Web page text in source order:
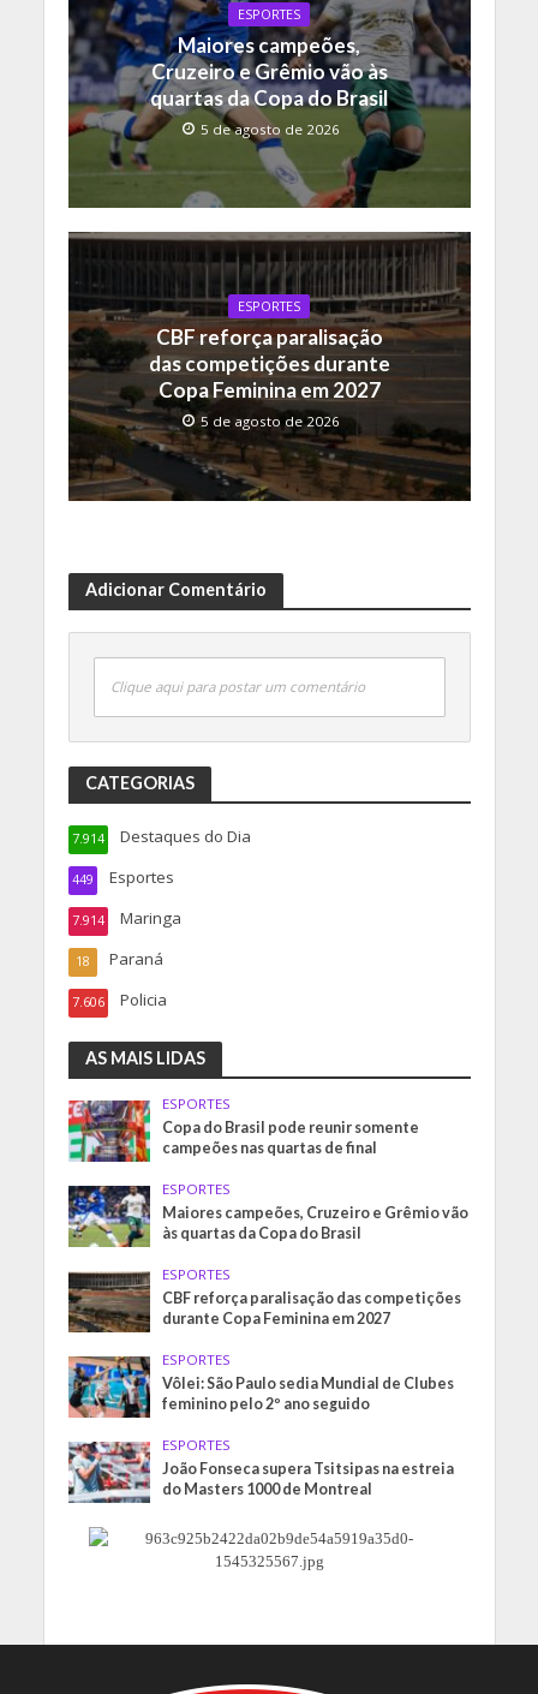
ESPORTES
Maiores campeões,
Cruzeiro e Grêmio vão às
quartas da Copa do Brasil
5 de agosto de 2026
ESPORTES
CBF reforça paralisação
das competições durante
Copa Feminina em 2027
5 de agosto de 2026
Adicionar Comentário
Clique aqui para postar um comentário
CATEGORIAS
Destaques do Dia
7.914
Esportes
449
Maringa
7.914
Paraná
18
Policia
7.606
AS MAIS LIDAS
ESPORTES
Copa do Brasil pode reunir somente
campeões nas quartas de final
ESPORTES
Maiores campeões, Cruzeiro e Grêmio vão
às quartas da Copa do Brasil
ESPORTES
CBF reforça paralisação das competições
durante Copa Feminina em 2027
ESPORTES
Vôlei: São Paulo sedia Mundial de Clubes
feminino pelo 2º ano seguido
ESPORTES
João Fonseca supera Tsitsipas na estreia
do Masters 1000 de Montreal